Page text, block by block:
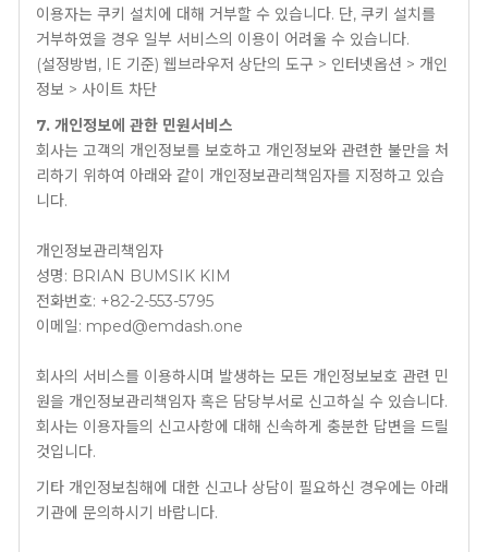
이용자는 쿠키 설치에 대해 거부할 수 있습니다. 단, 쿠키 설치를
거부하였을 경우 일부 서비스의 이용이 어려울 수 있습니다.
(설정방법, IE 기준) 웹브라우저 상단의 도구 > 인터넷옵션 > 개인
정보 > 사이트 차단
7. 개인정보에 관한 민원서비스
회사는 고객의 개인정보를 보호하고 개인정보와 관련한 불만을 처
리하기 위하여 아래와 같이 개인정보관리책임자를 지정하고 있습
니다.
개인정보관리책임자
성명: BRIAN BUMSIK KIM
전화번호: +82-2-553-5795
이메일: mped@emdash.one
회사의 서비스를 이용하시며 발생하는 모든 개인정보보호 관련 민
원을 개인정보관리책임자 혹은 담당부서로 신고하실 수 있습니다.
회사는 이용자들의 신고사항에 대해 신속하게 충분한 답변을 드릴
것입니다.
기타 개인정보침해에 대한 신고나 상담이 필요하신 경우에는 아래
기관에 문의하시기 바랍니다.